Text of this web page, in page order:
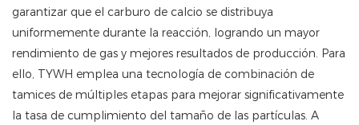
garantizar que el carburo de calcio se distribuya
uniformemente durante la reacción, logrando un mayor
rendimiento de gas y mejores resultados de producción. Para
ello, TYWH emplea una tecnología de combinación de
tamices de múltiples etapas para mejorar significativamente
la tasa de cumplimiento del tamaño de las partículas. A